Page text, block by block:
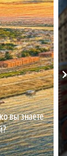
вы знаете